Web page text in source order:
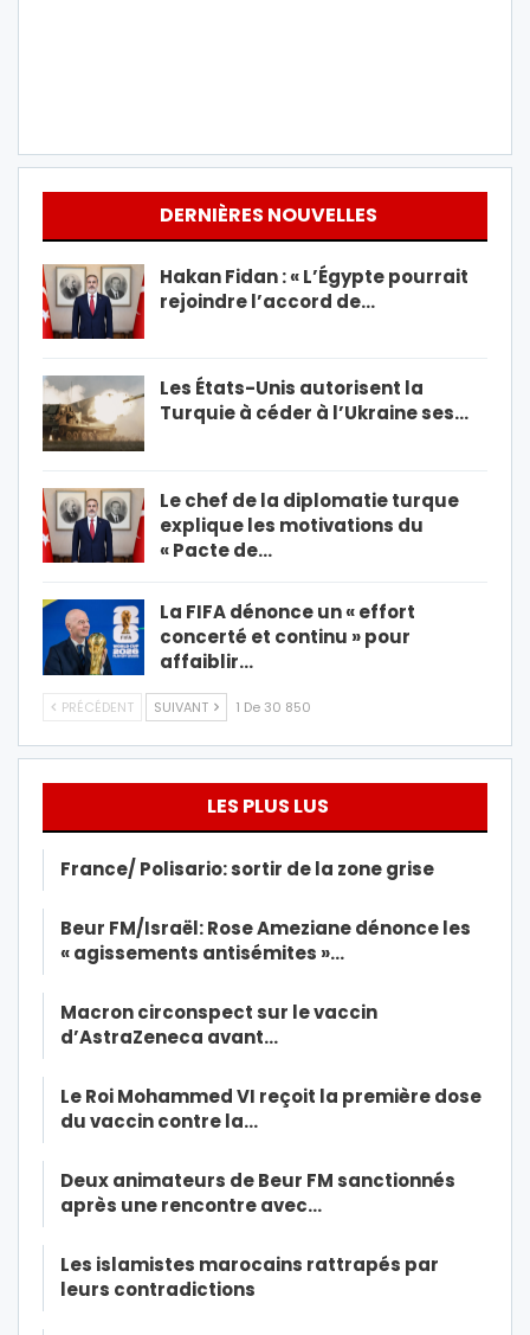
DERNIÈRES NOUVELLES
Hakan Fidan : « L’Égypte pourrait
rejoindre l’accord de…
Les États-Unis autorisent la
Turquie à céder à l’Ukraine ses…
Le chef de la diplomatie turque
explique les motivations du
« Pacte de…
La FIFA dénonce un « effort
concerté et continu » pour
affaiblir…
PRÉCÉDENT SUIVANT 1 De 30 850
LES PLUS LUS
France/ Polisario: sortir de la zone grise
Beur FM/Israël: Rose Ameziane dénonce les
« agissements antisémites »…
Macron circonspect sur le vaccin
d’AstraZeneca avant…
Le Roi Mohammed VI reçoit la première dose
du vaccin contre la…
Deux animateurs de Beur FM sanctionnés
après une rencontre avec…
Les islamistes marocains rattrapés par
leurs contradictions